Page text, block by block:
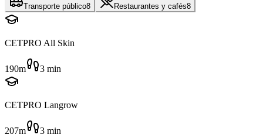
Transporte público8 Restaurantes y cafés8
CETPRO All Skin
190m 3 min
CETPRO Langrow
207m 3 min